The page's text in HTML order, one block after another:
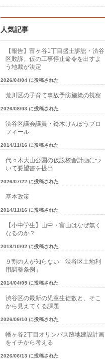
人気記事
【報告】富ヶ谷1丁目盛土訴訟・渋谷
区敗訴。仮の工事停止命令を出すよ
う地裁が決定
2026/04/04 に投稿された
荒川区の子育て事故予防施策の視察
2026/08/03 に投稿された
渋谷区議会議員・鈴木けんぽうプロ
フィール
2014/11/16 に投稿された
代々木大山公園の仮設校舎計画につ
いて要望書を提出
2026/07/22 に投稿された
基本政策
2014/11/16 に投稿された
【小中学生】山中・富山はなぜ無く
なるのか？
2018/10/02 に投稿された
９割の人が知らない「渋谷区土地利
用調整条例」
2014/04/05 に投稿された
渋谷区の最新の児童生徒数と、そこ
から見えてくる課題
2026/06/10 に投稿された
幡ヶ谷2丁目オリンパス跡地建設計画
をイチから考える
2026/06/13 に投稿された